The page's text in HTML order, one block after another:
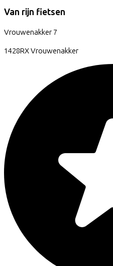
Van rijn fietsen
Vrouwenakker 7
1428RXVrouwenakker